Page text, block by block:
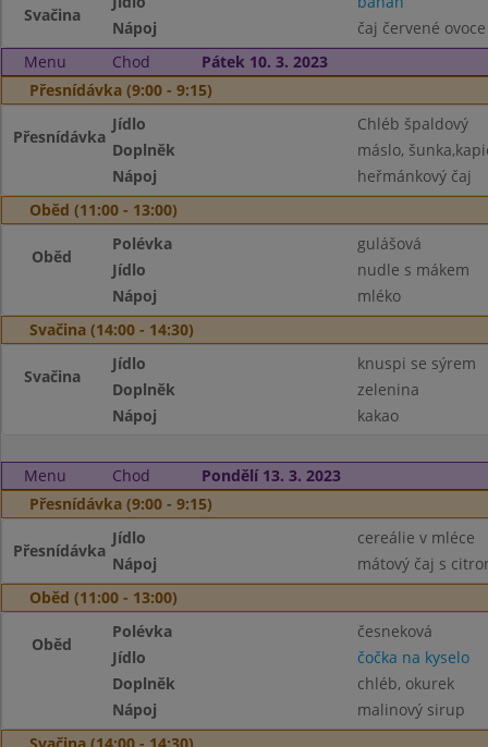
Svačina
Nápoj
čaj červené ovoce
Menu
Chod
Pátek 10. 3. 2023
Přesnídávka (9:00 - 9:15)
Přesnídávka
Jídlo
Chléb špaldový
Doplněk
máslo,
Nápoj
heřmánkový čaj
Oběd (11:00 - 13:00)
Oběd
Polévka
gulášová
Jídlo
nudle s mákem
Nápoj
mléko
Svačina (14:00 - 14:30)
Svačina
Jídlo
knuspi se sýrem
Doplněk
zelenina
Nápoj
kakao
Menu Chod
Pondělí 13. 3. 2023
Přesnídávka (9:00 - 9:15)
Přesnídávka
Jídlo
cereálie v mléce
Nápoj
mátový čaj s
Oběd (11:00 - 13:00)
Oběd
Polévka
česneková
Jídlo
čočka na kyselo
Doplněk
chléb, okurek
Nápoj
malinový sirup